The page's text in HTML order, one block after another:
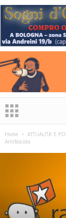
Home ATTUALITA' E
Antifascista